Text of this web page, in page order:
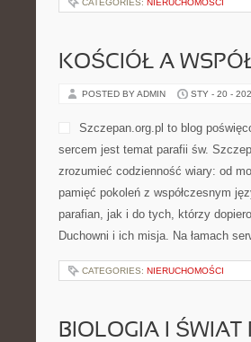
CATEGORIES: NIERUCHOMOŚCI
KOŚCIÓŁ A
POSTED BY ADMIN STY - 20 -
Szczepan.org.pl to blog
sercem jest temat parafii św.
zrozumieć codzienność wiary: od
pamięć pokoleń z współczesnym
parafian, jak i do tych, którzy
Duchowni i ich misja. Na łamach
CATEGORIES: NIERUCHOMOŚCI
BIOLOGIA I ŚWIAT